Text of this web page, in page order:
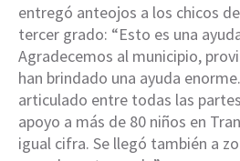
entregó anteojos a los chicos
tercer grado: “Esto es una
Agradecemos al municipio,
han brindado una ayuda
articulado entre todas las
apoyo a más de 80 niños en
igual cifra. Se llegó también a